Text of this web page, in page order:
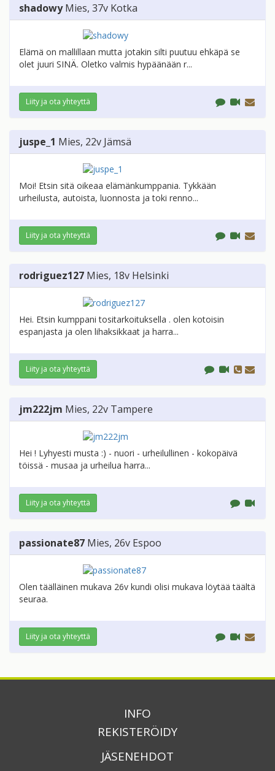
shadowy Mies, 37v Kotka
Elämä on mallillaan mutta jotakin silti puutuu ehkäpä se
olet juuri SINÄ. Oletko valmis hypäänään r...
Liity ja ota yhteyttä
juspe_1 Mies, 22v Jämsä
Moi! Etsin sitä oikeaa elämänkumppania. Tykkään
urheilusta, autoista, luonnosta ja toki renno...
Liity ja ota yhteyttä
rodriguez127 Mies, 18v Helsinki
Hei. Etsin kumppani tositarkoituksella . olen kotoisin
espanjasta ja olen lihaksikkaat ja harra...
Liity ja ota yhteyttä
jm222jm Mies, 22v Tampere
Hei ! Lyhyesti musta :) - nuori - urheilullinen - kokopäivä
töissä - musaa ja urheilua harra...
Liity ja ota yhteyttä
passionate87 Mies, 26v Espoo
Olen täälläinen mukava 26v kundi olisi mukava löytää täältä
seuraa.
Liity ja ota yhteyttä
INFO
REKISTERÖIDY
JÄSENEHDOT